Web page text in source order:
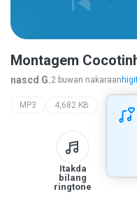
Montagem
nascd G.2 buwan nakaraan
MP3 4,682 KB
Itakda
bilang
ringtone